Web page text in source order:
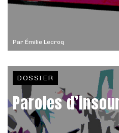
Par Émilie Lecroq
DOSSIER
Paroles